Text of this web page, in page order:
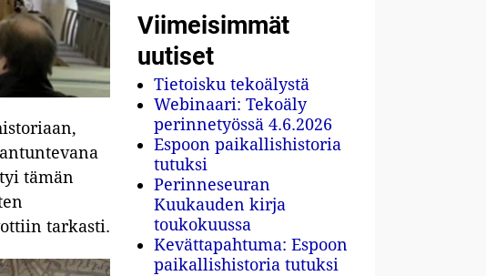
tämän
tarkasti.
Viimeisimmät
uutiset
Tietoisku tekoälystä
Webinaari: Tekoäly
perinnetyössä 4.6.2026
Espoon paikallishistoria
tutuksi
Perinneseuran
Kuukauden kirja
toukokuussa
Kevättapahtuma: Espoon
paikallishistoria tutuksi